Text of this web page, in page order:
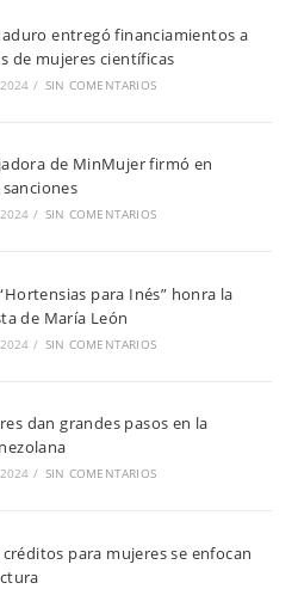
entregó financiamientos a
de mujeres científicas
/ SIN COMENTARIOS
de MinMujer firmó en
/ SIN COMENTARIOS
para Inés” honra la
de María León
/ SIN COMENTARIOS
dan grandes pasos en la
/ SIN COMENTARIOS
créditos para mujeres se enfocan